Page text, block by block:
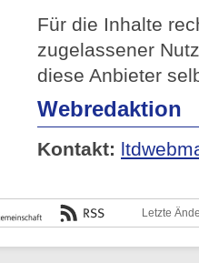
Für die Inhalte
zugelassener
diese Anbieter
Webredaktion
Kontakt:
Letzte